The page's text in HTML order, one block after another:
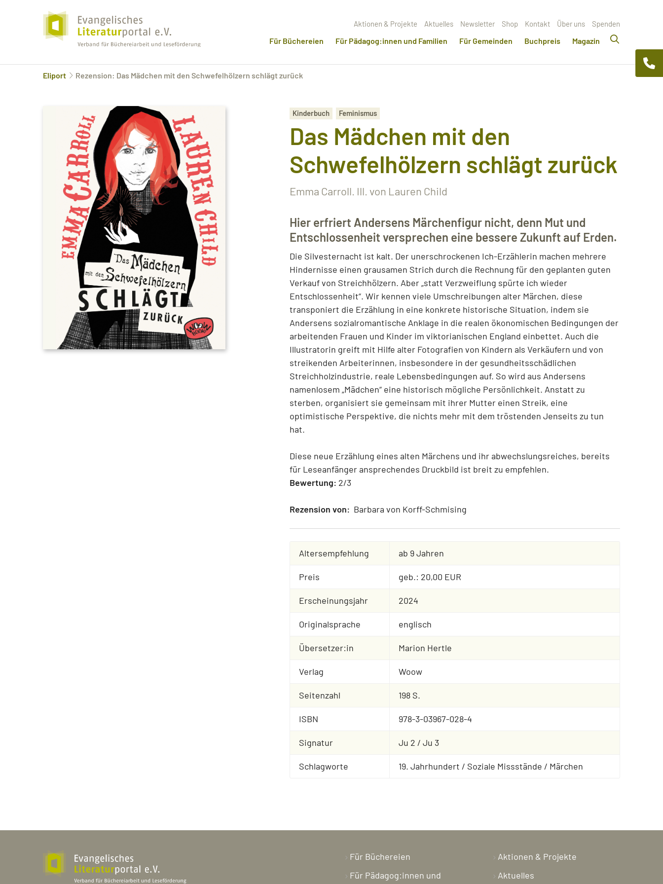
Aktionen & Projekte Aktuelles Newsletter Shop Kontakt Über uns Spenden
Für Büchereien Für Pädagog:innen und Familien Für Gemeinden Buchpreis Magazin
Eliport Rezension: Das Mädchen mit den Schwefelhölzern schlägt zurück
Kinderbuch Feminismus
Das Mädchen mit den
Schwefelhölzern schlägt zurück
Emma Carroll. Ill. von Lauren Child
Hier erfriert Andersens Märchenfigur nicht, denn Mut und
Entschlossenheit versprechen eine bessere Zukunft auf Erden.
Die Silvesternacht ist kalt. Der unerschrockenen Ich-Erzählerin machen mehrere
Hindernisse einen grausamen Strich durch die Rechnung für den geplanten guten
Verkauf von Streichhölzern. Aber „statt Verzweiflung spürte ich wieder
Entschlossenheit“. Wir kennen viele Umschreibungen alter Märchen, diese
transponiert die Erzählung in eine konkrete historische Situation, indem sie
Andersens sozialromantische Anklage in die realen ökonomischen Bedingungen der
arbeitenden Frauen und Kinder im viktorianischen England einbettet. Auch die
Illustratorin greift mit Hilfe alter Fotografien von Kindern als Verkäufern und von
streikenden Arbeiterinnen, insbesondere in der gesundheitsschädlichen
Streichholzindustrie, reale Lebensbedingungen auf. So wird aus Andersens
namenlosem „Mädchen“ eine historisch mögliche Persönlichkeit. Anstatt zu
sterben, organisiert sie gemeinsam mit ihrer Mutter einen Streik, eine
optimistische Perspektive, die nichts mehr mit dem tröstenden Jenseits zu tun
hat.
Diese neue Erzählung eines alten Märchens und ihr abwechslungsreiches, bereits
für Leseanfänger ansprechendes Druckbild ist breit zu empfehlen.
Bewertung: 2/3
Rezension von: Barbara von Korff-Schmising
Altersempfehlung ab 9 Jahren
Preis geb.: 20,00 EUR
Erscheinungsjahr 2024
Originalsprache englisch
Übersetzer:in Marion Hertle
Verlag Woow
Seitenzahl 198 S.
ISBN 978-3-03967-028-4
Signatur Ju 2 / Ju 3
Schlagworte 19. Jahrhundert / Soziale Missstände / Märchen
Für Büchereien
Für Pädagog:innen und
Aktionen & Projekte
Aktuelles